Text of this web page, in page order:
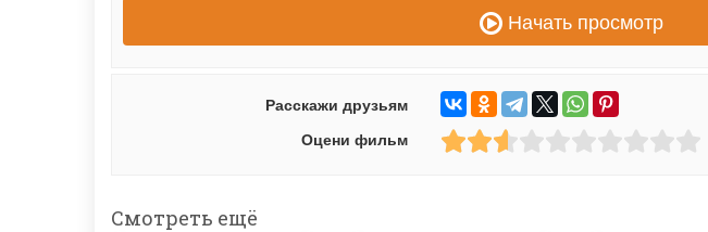
Начать просмотр
Расскажи друзьям
Оцени фильм
Смотреть ещё